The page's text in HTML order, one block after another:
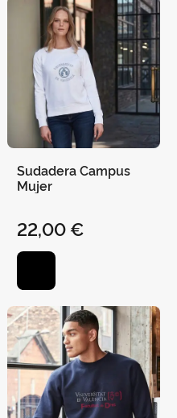
Sudadera Campus
Mujer
22,00 €